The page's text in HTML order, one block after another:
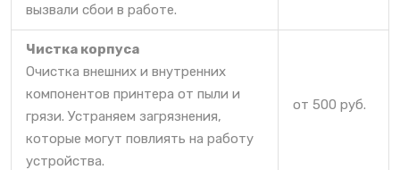
вызвали сбои в работе.
Чистка корпуса
Очистка внешних и внутренних
компонентов принтера от пыли и
грязи. Устраняем загрязнения,
которые могут повлиять на работу
устройства.
от 500 руб.